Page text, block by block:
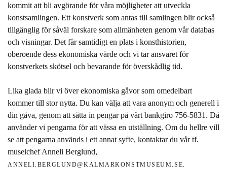
kommit att bli avgörande för våra möjligheter att utveckla
konstsamlingen. Ett konstverk som antas till samlingen blir också
tillgänglig för såväl forskare som allmänheten genom vår databas
och visningar. Det får samtidigt en plats i konsthistorien,
oberoende dess ekonomiska värde och vi tar ansvaret för
konstverkets skötsel och bevarande för överskådlig tid.
Lika glada blir vi över ekonomiska gåvor som omedelbart
kommer till stor nytta. Du kan välja att vara anonym och generell i
din gåva, genom att sätta in pengar på vårt bankgiro 756-5831. Då
använder vi pengarna för att vässa en utställning. Om du hellre vill
se att pengarna används i ett annat syfte, kontaktar du vår tf.
museichef Anneli Berglund,
ANNELI.BERGLUND@KALMARKONSTMUSEUM.SE.